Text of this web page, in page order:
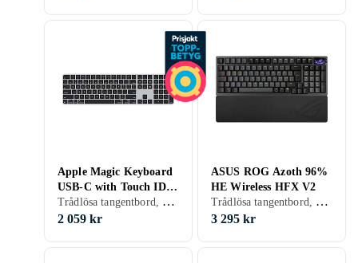
Apple Magic Keyboard
USB-C with Touch ID
and Numeric Keypad
(2024) (EN)
Trådlösa tangentbord, Tangentbord med kabel, Engelsk, Mac
2 059 kr
ASUS ROG Azoth 96%
HE Wireless HFX V2
Trådlösa tangentbord, Gamingtangentbord, Mekaniska tangentbord, Mekaniskt, ROG HFX V2, Engelsk, PC, Mac, 75%
3 295 kr